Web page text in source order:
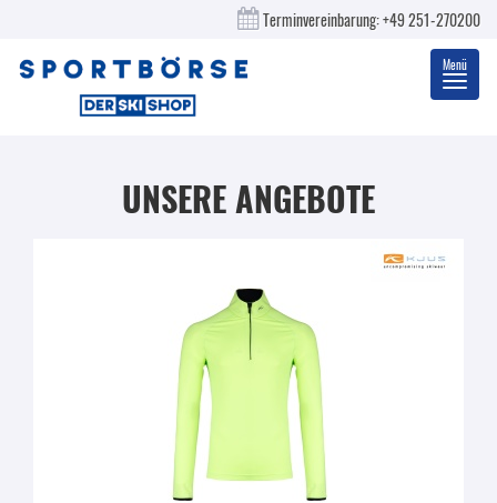
Terminvereinbarung:+49 251-270200
Menü
UNSERE ANGEBOTE